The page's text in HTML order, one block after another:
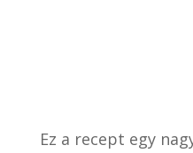
Ez a recept egy